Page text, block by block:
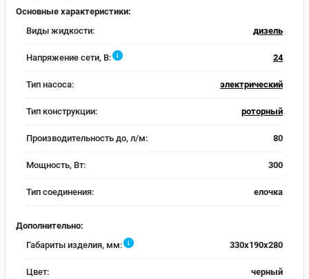
Основные характеристики:
Виды жидкости:
дизель
Напряжение сети, В: i 24
Тип насоса: электрический
Тип конструкции: роторный
Производительность до, л/м: 80
Мощность, Вт: 300
Тип соединения: елочка
Дополнительно:
Габариты изделия, мм:
i 330x190x280
Цвет: черный